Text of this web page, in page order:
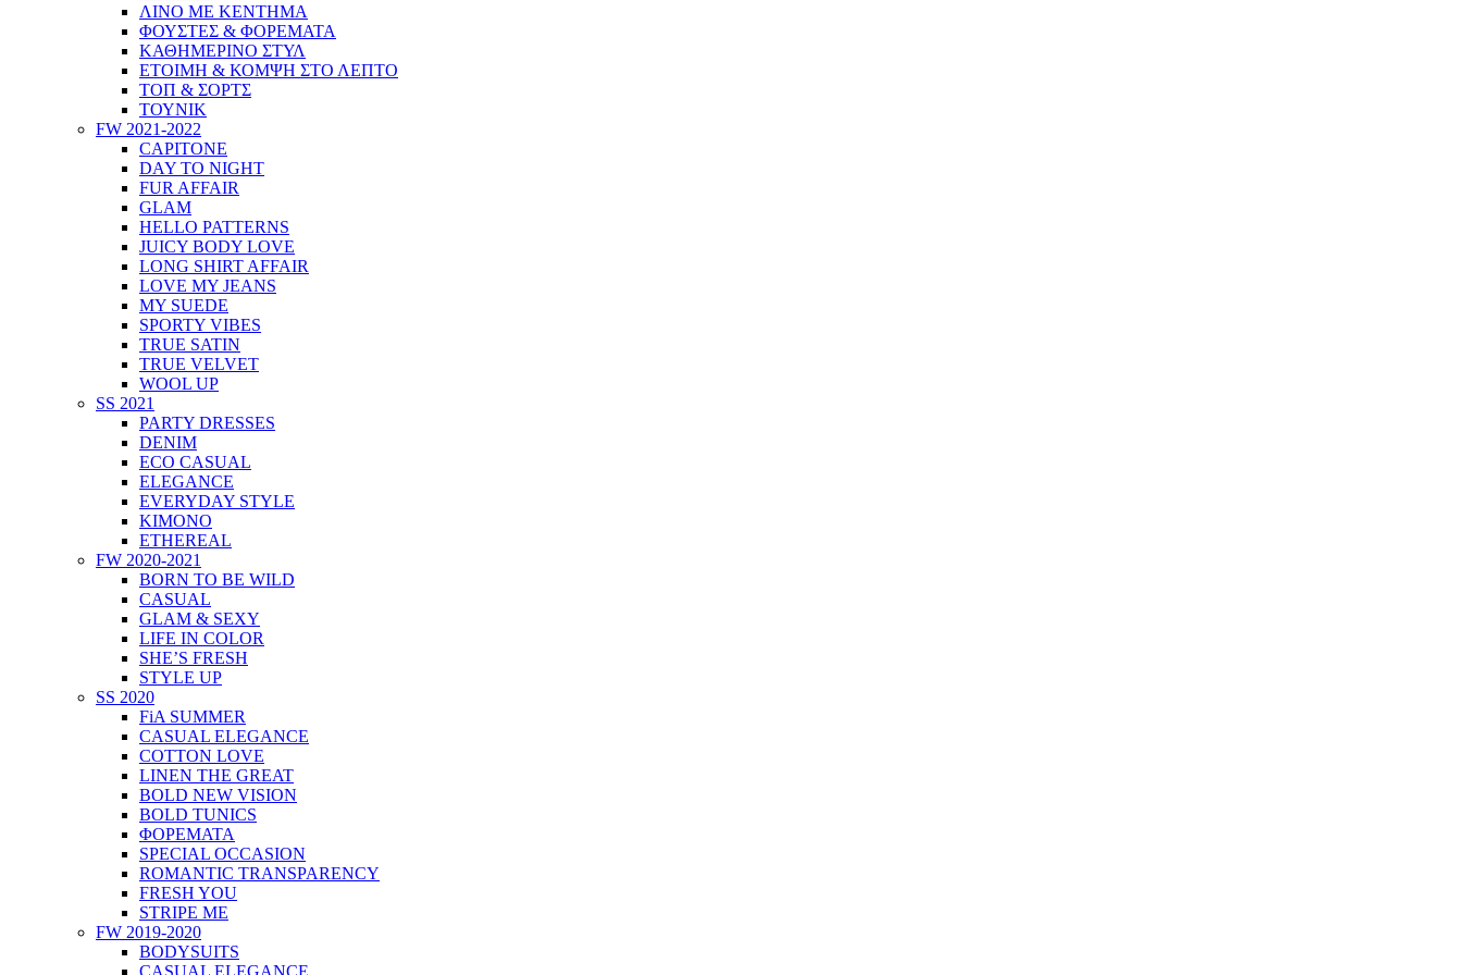
ΛΙΝΟ ΜΕ ΚΕΝΤΗΜΑ
ΦΟΥΣΤΕΣ & ΦΟΡΕΜΑΤΑ
ΚΑΘΗΜΕΡΙΝΟ ΣΤΥΛ
ΕΤΟΙΜΗ & ΚΟΜΨΗ ΣΤΟ ΛΕΠΤΟ
ΤΟΠ & ΣΟΡΤΣ
ΤΟΥΝΙΚ
FW 2021-2022
CAPITONE
DAY TO NIGHT
FUR AFFAIR
GLAM
HELLO PATTERNS
JUICY BODY LOVE
LONG SHIRT AFFAIR
LOVE MY JEANS
MY SUEDE
SPORTY VIBES
TRUE SATIN
TRUE VELVET
WOOL UP
SS 2021
PARTY DRESSES
DENIM
ECO CASUAL
ELEGANCE
EVERYDAY STYLE
KIMONO
ETHEREAL
FW 2020-2021
BORN TO BE WILD
CASUAL
GLAM & SEXY
LIFE IN COLOR
SHE’S FRESH
STYLE UP
SS 2020
FiA SUMMER
CASUAL ELEGANCE
COTTON LOVE
LINEN THE GREAT
BOLD NEW VISION
BOLD TUNICS
ΦΟΡΕΜΑΤΑ
SPECIAL OCCASION
ROMANTIC TRANSPARENCY
FRESH YOU
STRIPE ME
FW 2019-2020
BODYSUITS
CASUAL ELEGANCE